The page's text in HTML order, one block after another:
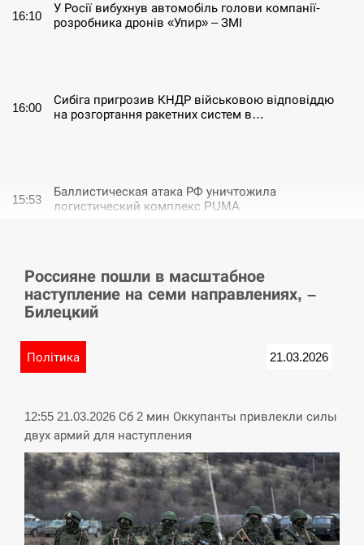
16:10
У Росії вибухнув автомобіль голови компанії-
розробника дронів «Упир» – ЗМІ
16:00
Сибіга пригрозив КНДР військовою відповіддю
на розгортання ракетних систем в…
15:53
Баллистическая атака РФ уничтожила
логистический комплекс PUMA
15:40
У Німеччині удар блискавки розділив навпіл
місто в Баварії
Пытки военнообязанного на Закарпатье:
СЕРПЕНЬ
15:10
Іспанія попросила партнерів не критикувати
Марокко через міграційну кризу –…
СЕРПЕНЬ
Россияне пошли в масштабное
наступление на семи направлениях, –
Билецкий
Політика 21.03.2026
12:55 21.03.2026 Сб 2 мин Оккупанты привлекли силы
двух армий для наступления